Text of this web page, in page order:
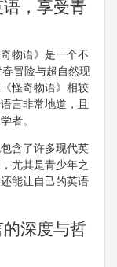
，享受青
物语》是一个不
冒险与超自然现
怪奇物语》相较
言非常地道，且
者。
含了许多现代英
尤其是青少年之
能让自己的英语
深度与哲